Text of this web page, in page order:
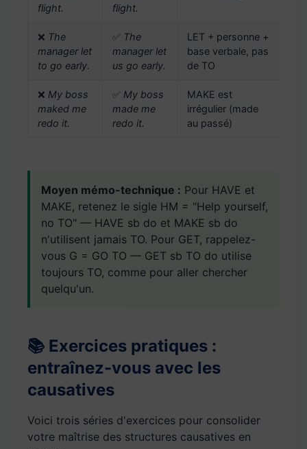
flight.
flight.
❌ The
manager let
to go early.
✅ The
manager let
us go early.
LET + personne +
base verbale, pas
de TO
❌ My boss
maked me
redo it.
✅ My boss
made me
redo it.
MAKE est
irrégulier (made
au passé)
Moyen mémo-technique : Pour HAVE et
MAKE, retenez le sigle HM = "Help yourself,
no TO" — HAVE sb do et MAKE sb do
n'utilisent jamais TO. Pour GET, rappelez-
vous G = GO TO — GET sb TO do utilise
toujours TO, comme pour aller chercher
quelqu'un.
📚 Exercices pratiques :
entraînez-vous avec les
causatives
Voici trois séries d'exercices pour consolider
votre maîtrise des structures causatives en